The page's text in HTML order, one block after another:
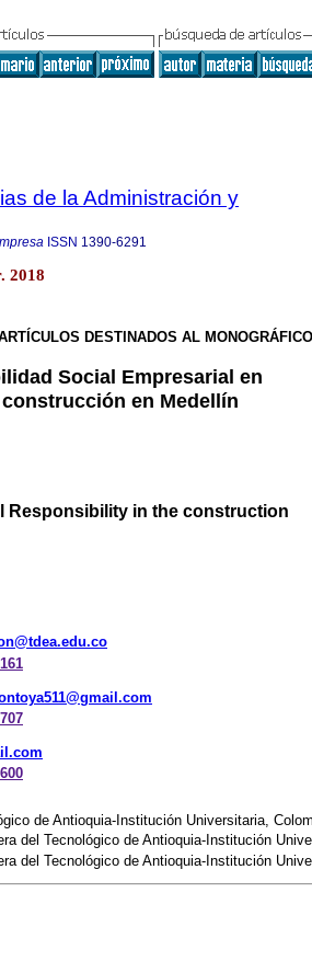
de la Administración y
ISSN 1390-6291
2018
DESTINADOS AL MONOGRÁFICO
Social Empresarial en
en Medellín
Responsibility in the construction
de Antioquia-Institución Universitaria,
del Tecnológico de Antioquia-Institución
del Tecnológico de Antioquia-Institución